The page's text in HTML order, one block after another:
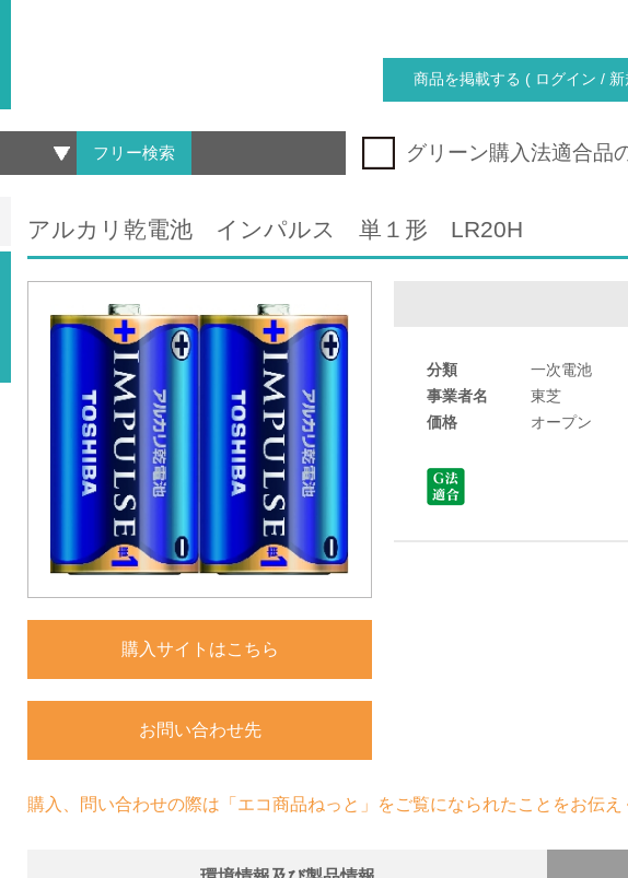
商品を掲載する ( ログイン / 新
フリー検索 グリーン購入法適合品
アルカリ乾電池 インパルス 単１形 LR20H
購入サイトはこちら
お問い合わせ先
分類
一次電池
事業者名
東芝
価格
オープン
購入、問い合わせの際は「エコ商品ねっと」をご覧になられたことをお伝え